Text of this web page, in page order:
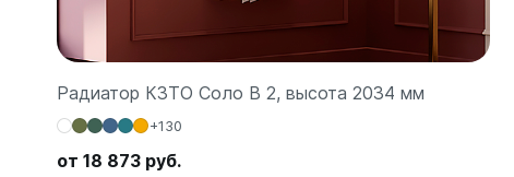
Радиатор КЗТО Соло В 2, высота 2034 мм
+130
от 18 873 руб.